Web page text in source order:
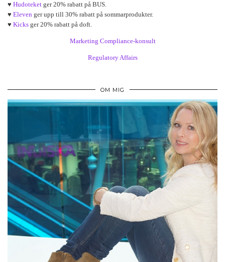
♥ Hudoteket ger 20% rabatt på BUS.
♥ Eleven ger upp till 30% rabatt på sommarprodukter.
♥ Kicks ger 20% rabatt på doft.
Marketing Compliance-konsult
Regulatory Affairs
OM MIG